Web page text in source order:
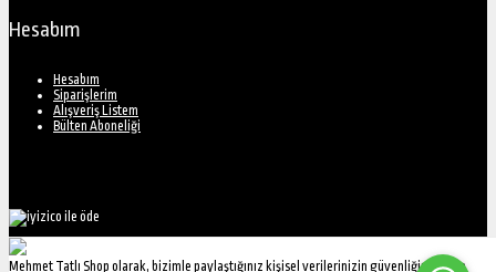
Mehmet Tatlı Shop olarak, bizimle paylaştığınız kişisel verilerinizin güvenliğine önem
Hesabım
Hesabım
Siparişlerim
Alışveriş Listem
Bülten Aboneliği